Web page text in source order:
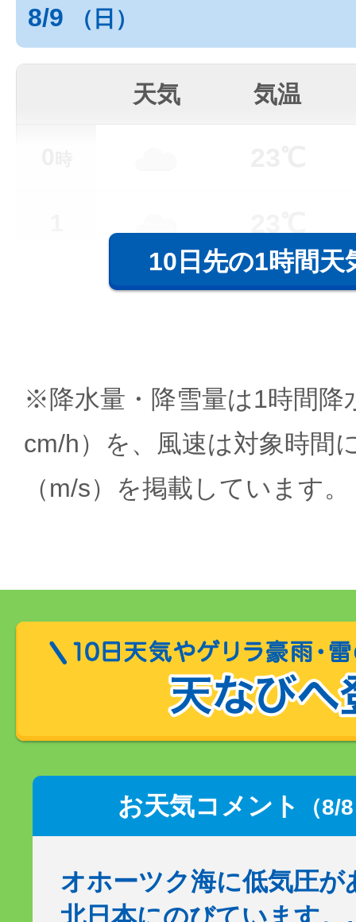
8/9 （日）
天気 気温
10日先の1時間天
※降水量・降雪量は1時間降
cm/h）を、風速は対象時間
（m/s）を掲載しています。
お天気コメント （8/
オホーツク海に低気圧が